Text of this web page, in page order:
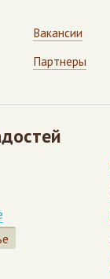
Вакансии
Партнеры